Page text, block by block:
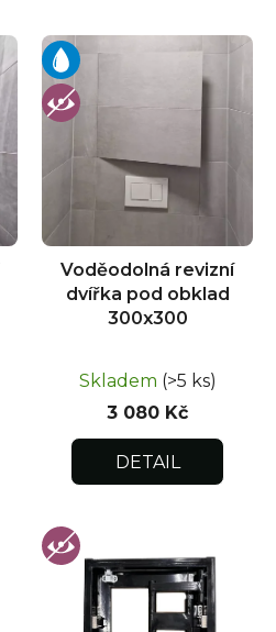
Voděodolná revizní
dvířka pod obklad
300x300
Skladem (>5 ks)
3 080 Kč
DETAIL